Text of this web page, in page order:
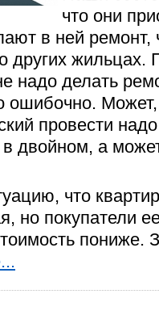
что они
в ней ремонт,
жильцах.
надо делать
ошибочно.
провести
в двойном, а
что
но покупатели
пониже.